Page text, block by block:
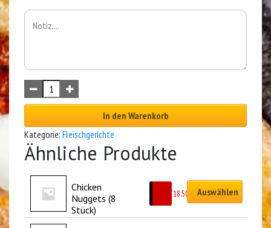
In den Warenkorb
Kategorie: Fleischgerichte
Ähnliche Produkte
Chicken
Nuggets (8
Stück)
18.50 Auswählen